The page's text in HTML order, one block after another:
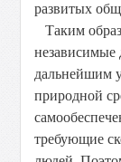
развитых
Таким
независимые
дальнейшим
природной
требующие